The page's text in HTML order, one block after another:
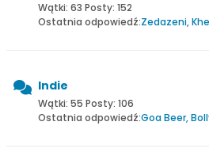
Wątki: 63 Posty: 152
Ostatnia odpowiedź:Zedazeni,
Indie
Wątki: 55 Posty: 106
Ostatnia odpowiedź:Goa Beer,